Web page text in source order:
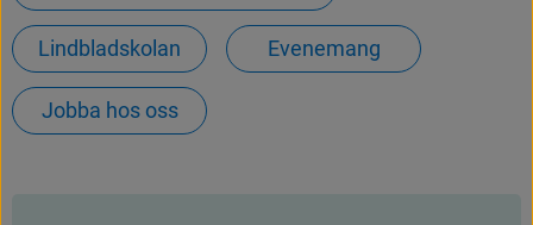
Lindbladskolan Evenemang
Jobba hos oss